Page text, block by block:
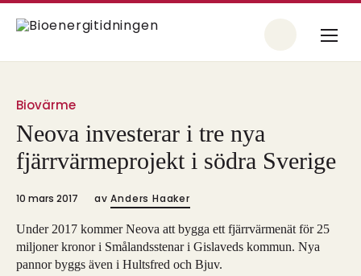
Biovärme
Neova investerar i tre nya
fjärrvärmeprojekt i södra Sverige
10 mars 2017 av Anders Haaker
Under 2017 kommer Neova att bygga ett fjärrvärmenät för 25
miljoner kronor i Smålandsstenar i Gislaveds kommun. Nya
pannor byggs även i Hultsfred och Bjuv.